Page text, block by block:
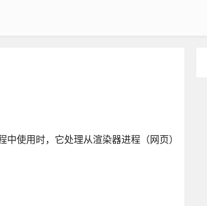
使用时，它处理从渲染器进程（网页）